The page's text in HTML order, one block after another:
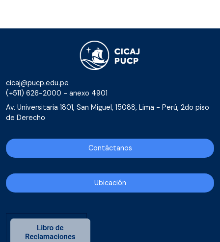
cicaj@pucp.edu.pe
(+511) 626-2000 - anexo 4901
Av. Universitaria 1801, San Miguel, 15088, Lima - Perú, 2do piso
de Derecho
Contáctanos
Ubicación